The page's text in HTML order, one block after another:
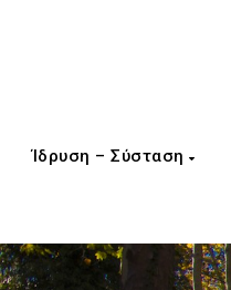
Ίδρυση – Σύσταση